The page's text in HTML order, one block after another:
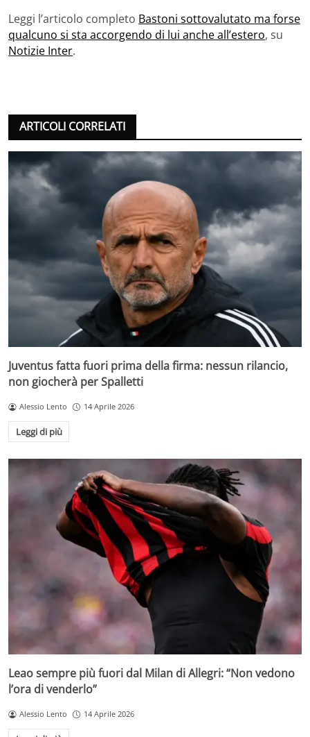
Leggi l’articolo completo Bastoni sottovalutato ma forse
qualcuno si sta accorgendo di lui anche all’estero, su
Notizie Inter.
ARTICOLI CORRELATI
Juventus fatta fuori prima della firma: nessun rilancio,
non giocherà per Spalletti
Alessio Lento 14 Aprile 2026
Leggi di più
Leao sempre più fuori dal Milan di Allegri: “Non vedono
l’ora di venderlo”
Alessio Lento 14 Aprile 2026